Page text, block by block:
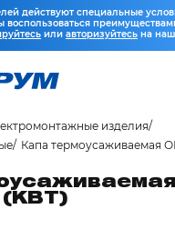
действуют специальные
воспользоваться
или авторизуйтесь на
изделия
Капа термоусаживаемая